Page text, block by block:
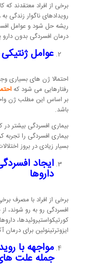
برخی از افراد معتقدند
رویدادهای ناگوار زندگی
ریشه حل شود و عوامل
درمان افسردگی بدون
عوامل
احتمالا ژن های بسیاری
رفتارهایی می شود که
بر اساس این مطلب ژن
باشد.
بیماری افسردگی بیشتر
بیماری افسردگی را
بسیار زیادی در بروز
ایجاد
داروها
برخی از افراد با مصرف
افسردگی رو به رو شوند،
کورتیکواستیروئیدها،
ایزوترتینوئین برای درمان
مواجهه با
جمله علت